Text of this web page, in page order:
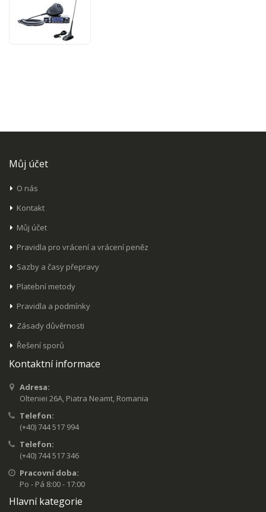
Můj účet
O nás
Kontakt
Můj účet
Pravidla pro vrácení a vrácení peněz
Sazby a časy přepravy
Platební metody
Pravidla a podmínky
Zásady důvěrnosti
Řešení sporů
Kontaktní informace
Adresa:
Olteniei 26A, Piatra Neamt, Romania
Telefon:
(+40) 744 517 994
Telefon:
(+40) 744 517 346
Pracovní doba:
Po - Pá 8:00 - 17:00
Hlavní kategorie